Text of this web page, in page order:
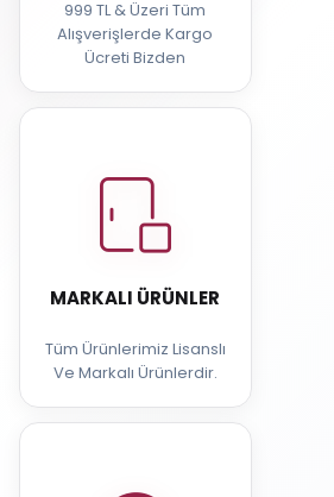
999 TL & Üzeri Tüm
Alışverişlerde Kargo
Ücreti Bizden
MARKALI ÜRÜNLER
Tüm Ürünlerimiz Lisanslı
Ve Markalı Ürünlerdir.